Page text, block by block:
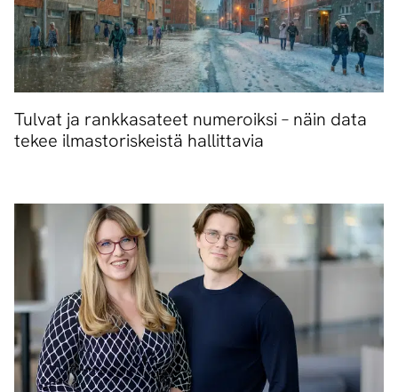
Tulvat ja rankkasateet numeroiksi – näin data
tekee ilmastoriskeistä hallittavia